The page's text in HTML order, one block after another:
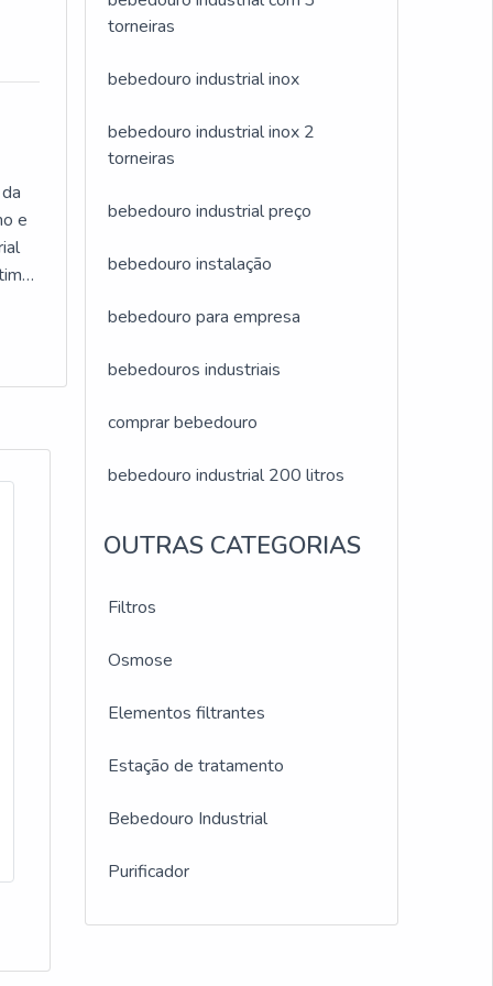
se
e
torneiras
bebedouro industrial inox
bebedouro industrial inox 2
torneiras
bebedouro industrial preço
bebedouro instalação
bebedouro para empresa
bebedouros industriais
comprar bebedouro
bebedouro industrial 200 litros
OUTRAS CATEGORIAS
Filtros
Osmose
Elementos filtrantes
Estação de tratamento
Bebedouro Industrial
Purificador